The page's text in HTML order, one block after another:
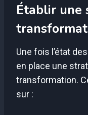
Établir une
Une fois l’état
en place une
transformation.
sur :